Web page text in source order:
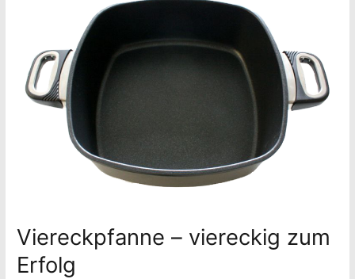
Viereckpfanne – viereckig zum
Erfolg